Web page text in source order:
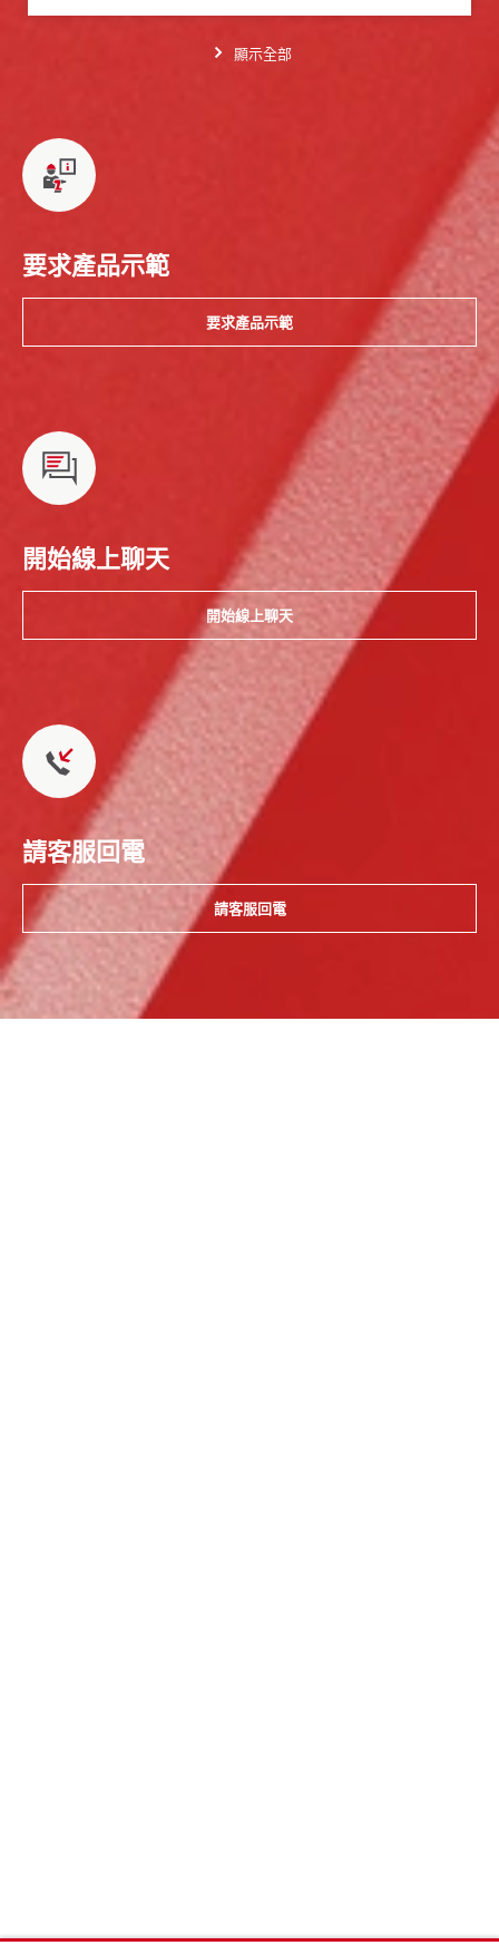
顯示全部
要求產品示範
要求產品示範
開始線上聊天
開始線上聊天
請客服回電
請客服回電